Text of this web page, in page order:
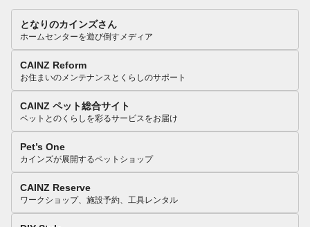
となりのカインズさん
ホームセンターを遊び倒すメディア
CAINZ Reform
お住まいのメンテナンスとくらしのサポート
CAINZ ペット総合サイト
ペットとのくらしを彩るサービスをお届け
Pet’s One
カインズが展開するペットショップ
CAINZ Reserve
ワークショップ、施設予約、工具レンタル